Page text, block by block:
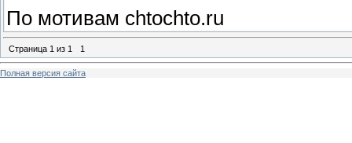
По мотивам chtochto.ru
Страница 1 из 1 1
Полная версия сайта